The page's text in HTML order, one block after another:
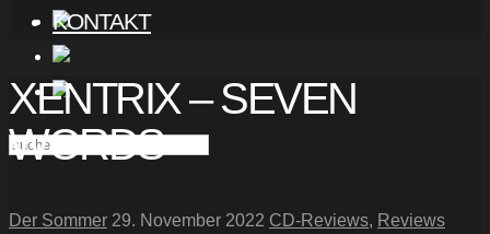
KONTAKT
XENTRIX – SEVEN
WORDS
Der Sommer 29. November 2022 CD-Reviews, Reviews